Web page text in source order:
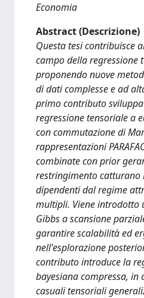
Economia
Abstract (Descrizione)
Questa tesi contribuisce
campo della regressione
proponendo nuove
di dati complesse e ad
primo contributo
regressione tensoriale a
con commutazione di
rappresentazioni
combinate con prior
restringimento catturano
dipendenti dal regime
multipli. Viene introdotto
Gibbs a scansione
garantire scalabilità ed
nell'esplorazione
contributo introduce la
bayesiana compressa, in
casuali tensoriali